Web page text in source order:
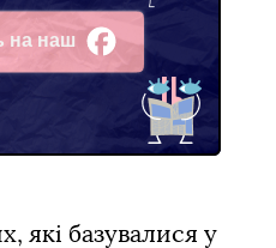
на наш
які базувалися у